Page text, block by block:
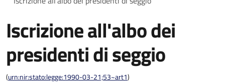
Iscrizione all'albo dei
presidenti di seggio
(urn:nir:stato:legge:1990-03-21;53~art1)